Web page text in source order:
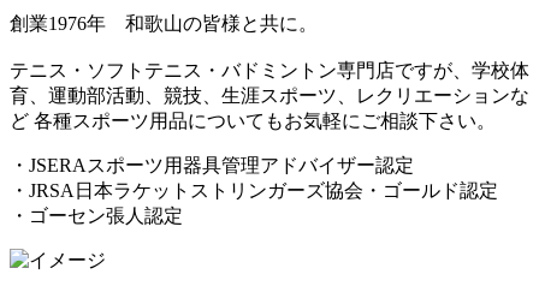
創業1976年 和歌山の皆様と共に。
テニス・ソフトテニス・バドミントン専門店ですが、学校体
育、運動部活動、競技、生涯スポーツ、レクリエーションな
ど 各種スポーツ用品についてもお気軽にご相談下さい。
・JSERAスポーツ用器具管理アドバイザー認定
・JRSA日本ラケットストリンガーズ協会・ゴールド認定
・ゴーセン張人認定